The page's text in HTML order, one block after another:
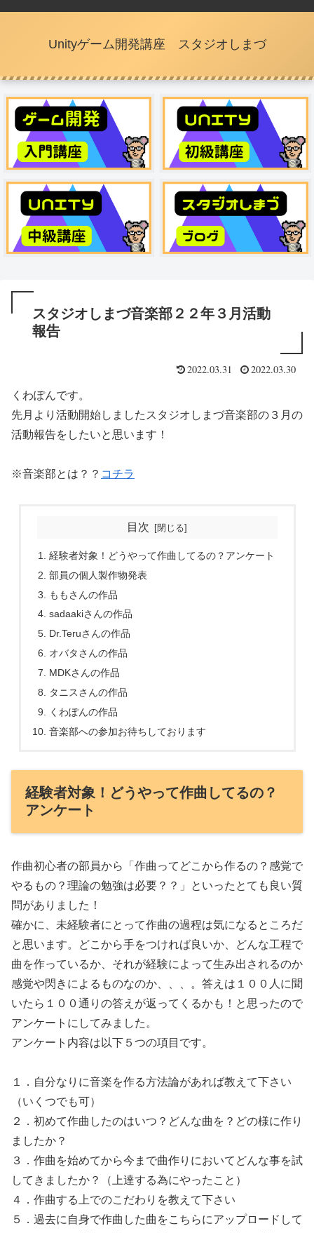
Unityゲーム開発講座 スタジオしまづ
スタジオしまづ音楽部２２年３月活動
報告
2022.03.31 2022.03.30
くわぽんです。
先月より活動開始しましたスタジオしまづ音楽部の３月の
活動報告をしたいと思います！
※音楽部とは？？ コチラ
目次
経験者対象！どうやって作曲してるの？アンケート
部員の個人製作物発表
ももさんの作品
sadaakiさんの作品
Dr.Teruさんの作品
オバタさんの作品
MDKさんの作品
タニスさんの作品
くわぽんの作品
音楽部への参加お待ちしております
経験者対象！どうやって作曲してるの？
アンケート
作曲初心者の部員から「作曲ってどこから作るの？感覚で
やるもの？理論の勉強は必要？？」といったとても良い質
問がありました！
確かに、未経験者にとって作曲の過程は気になるところだ
と思います。どこから手をつければ良いか、どんな工程で
曲を作っているか、それが経験によって生み出されるのか
感覚や閃きによるものなのか、、、。答えは１００人に聞
いたら１００通りの答えが返ってくるかも！と思ったので
アンケートにしてみました。
アンケート内容は以下５つの項目です。
１．自分なりに音楽を作る方法論があれば教えて下さい
（いくつでも可）
２．初めて作曲したのはいつ？どんな曲を？どの様に作り
ましたか？
３．作曲を始めてから今まで曲作りにおいてどんな事を試
してきましたか？（上達する為にやったこと）
４．作曲する上でのこだわりを教えて下さい
５．過去に自身で作曲した曲をこちらにアップロードして